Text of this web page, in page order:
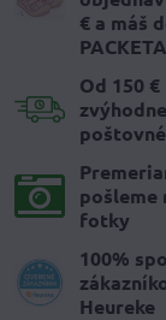
€ a máš
Od 150 €
poštovné
pošleme
fotky
100%
Heureke